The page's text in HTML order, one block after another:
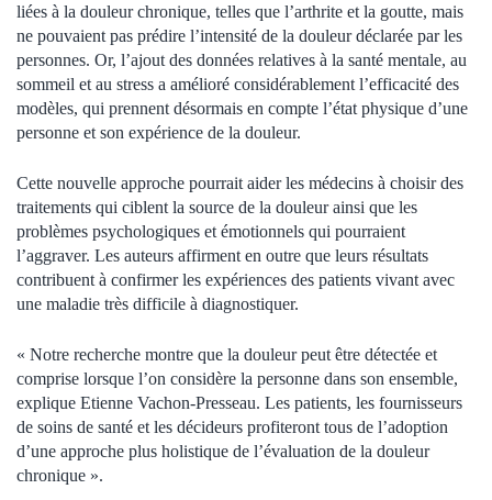
liées à la douleur chronique, telles que l’arthrite et la goutte, mais
ne pouvaient pas prédire l’intensité de la douleur déclarée par les
personnes. Or, l’ajout des données relatives à la santé mentale, au
sommeil et au stress a amélioré considérablement l’efficacité des
modèles, qui prennent désormais en compte l’état physique d’une
personne et son expérience de la douleur.
Cette nouvelle approche pourrait aider les médecins à choisir des
traitements qui ciblent la source de la douleur ainsi que les
problèmes psychologiques et émotionnels qui pourraient
l’aggraver. Les auteurs affirment en outre que leurs résultats
contribuent à confirmer les expériences des patients vivant avec
une maladie très difficile à diagnostiquer.
« Notre recherche montre que la douleur peut être détectée et
comprise lorsque l’on considère la personne dans son ensemble,
explique Etienne Vachon-Presseau. Les patients, les fournisseurs
de soins de santé et les décideurs profiteront tous de l’adoption
d’une approche plus holistique de l’évaluation de la douleur
chronique ».